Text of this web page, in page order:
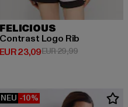
44,99
FELICIOUS
Contrast Logo Rib
EUR 23,09
Derzeitiger Preis: EUR 23,09
EUR 29,99Aktionspreis:
NEU -10%